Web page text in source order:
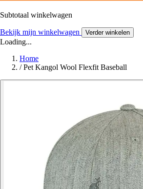
Subtotaal winkelwagen
Bekijk mijn winkelwagen Verder winkelen
Loading...
Home
/ Pet Kangol Wool Flexfit Baseball